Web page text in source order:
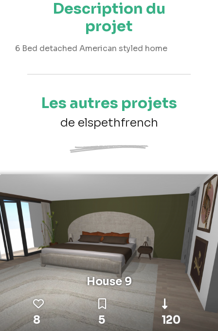
Description du
projet
6 Bed detached American styled home
Les autres projets
de elspethfrench
House 9
8 5 120